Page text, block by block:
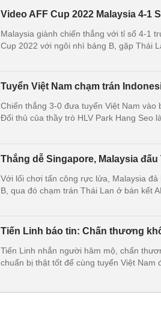
Video AFF Cup 2022 Malaysia 4-
Malaysia giành chiến thắng với tỉ số 4-1
Cup 2022 với ngôi nhì bảng B, gặp Thái
Tuyển Việt Nam chạm trán
Chiến thắng 3-0 đưa tuyển Việt Nam vào
Đối thủ của thầy trò HLV Park Hang Seo
Thắng dễ Singapore, Malaysia
Với lối chơi tấn công rực lửa, Malaysia
B, qua đó chạm trán Thái Lan ở bán kết
Tiến Linh báo tin: Chấn thương
Tiến Linh nhắn người hâm mộ, chấn
chuẩn bị thật tốt để cùng tuyển Việt Nam